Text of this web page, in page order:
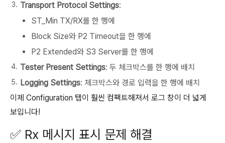
Transport Protocol Settings:
ST_Min TX/RX를 한 행에
Block Size와 P2 Timeout을 한 행에
P2 Extended와 S3 Server를 한 행에
Tester Present Settings: 두 체크박스를 한 행에 배치
Logging Settings: 체크박스와 경로 입력을 한 행에 배치
이제 Configuration 탭이 훨씬 컴팩트해져서 로그 창이 더 넓게
보입니다!
✅ Rx 메시지 표시 문제 해결